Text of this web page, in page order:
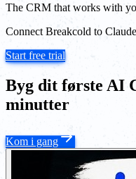
The CRM that works with
Connect Breakcold to
Start free trial
Byg dit første AI
minutter
Kom i gang